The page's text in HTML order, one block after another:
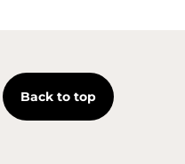
Back to top